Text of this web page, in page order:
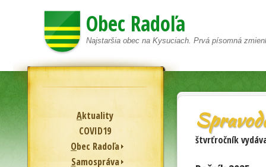
Obec Radoľa
Najstaršia obec na Kysuciach. Prvá písomná
Aktuality
COVID19
Obec Radoľa
Samospráva
štvrťročník